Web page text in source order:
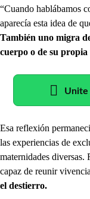
“Cuando hablábamos
aparecía esta idea de
También uno migra
cuerpo o de su propia
Unite
Esa reflexión
las experiencias de
maternidades diversas.
capaz de reunir
el destierro.